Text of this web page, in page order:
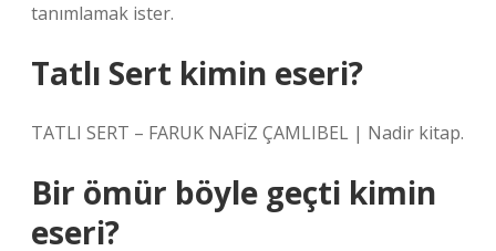
tanımlamak ister.
Tatlı Sert kimin eseri?
TATLI SERT – FARUK NAFİZ ÇAMLIBEL | Nadir kitap.
Bir ömür böyle geçti kimin
eseri?